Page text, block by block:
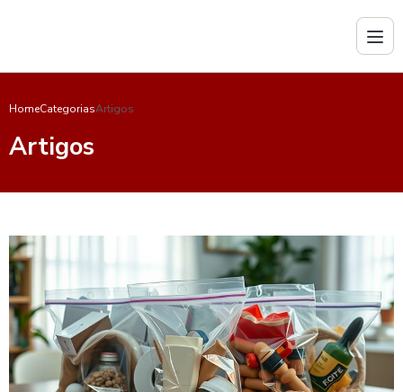
HomeCategoriasArtigos
Artigos